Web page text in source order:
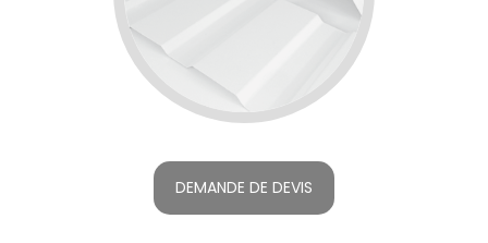
DEMANDE DE DEVIS